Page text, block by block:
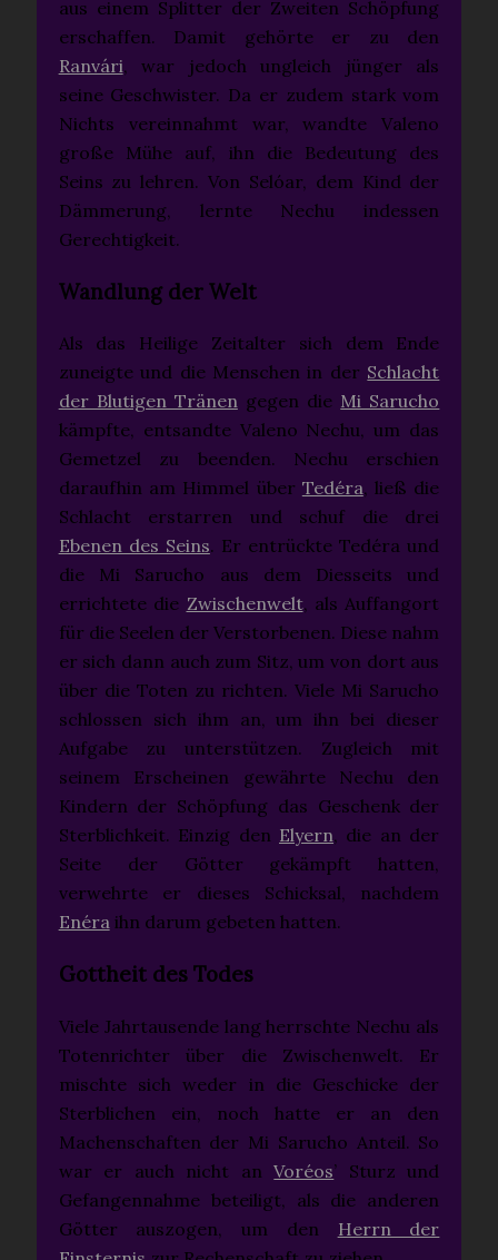
aus einem Splitter der Zweiten Schöpfung
erschaffen. Damit gehörte er zu den
Ranvári, war jedoch ungleich jünger als
seine Geschwister. Da er zudem stark vom
Nichts vereinnahmt war, wandte Valeno
große Mühe auf, ihn die Bedeutung des
Seins zu lehren. Von Selóar, dem Kind der
Dämmerung, lernte Nechu indessen
Gerechtigkeit.
Wandlung der Welt
Als das Heilige Zeitalter sich dem Ende
zuneigte und die Menschen in der Schlacht
der Blutigen Tränengegen die Mi Sarucho
kämpfte, entsandte Valeno Nechu, um das
Gemetzel zu beenden. Nechu erschien
daraufhin am Himmel über Tedéra, ließ die
Schlacht erstarren und schuf die drei
Ebenen des Seins. Er entrückte Tedéra und
die Mi Sarucho aus dem Diesseits und
errichtete die Zwischenwelt, als Auffangort
für die Seelen der Verstorbenen. Diese nahm
er sich dann auch zum Sitz, um von dort aus
über die Toten zu richten. Viele Mi Sarucho
schlossen sich ihm an, um ihn bei dieser
Aufgabe zu unterstützen. Zugleich mit
seinem Erscheinen gewährte Nechu den
Kindern der Schöpfung das Geschenk der
Sterblichkeit. Einzig den Elyern, die an der
Seite der Götter gekämpft hatten,
verwehrte er dieses Schicksal, nachdem
Enéraihn darum gebeten hatten.
Gottheit des Todes
Viele Jahrtausende lang herrschte Nechu als
Totenrichter über die Zwischenwelt. Er
mischte sich weder in die Geschicke der
Sterblichen ein, noch hatte er an den
Machenschaften der Mi Sarucho Anteil. So
war er auch nicht anVoréos’ Sturz und
Gefangennahme beteiligt, als die anderen
Götter auszogen, um den Herrn der